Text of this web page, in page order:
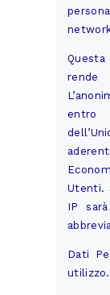
rende
entro
Utenti.
IP
Dati
utilizzo.